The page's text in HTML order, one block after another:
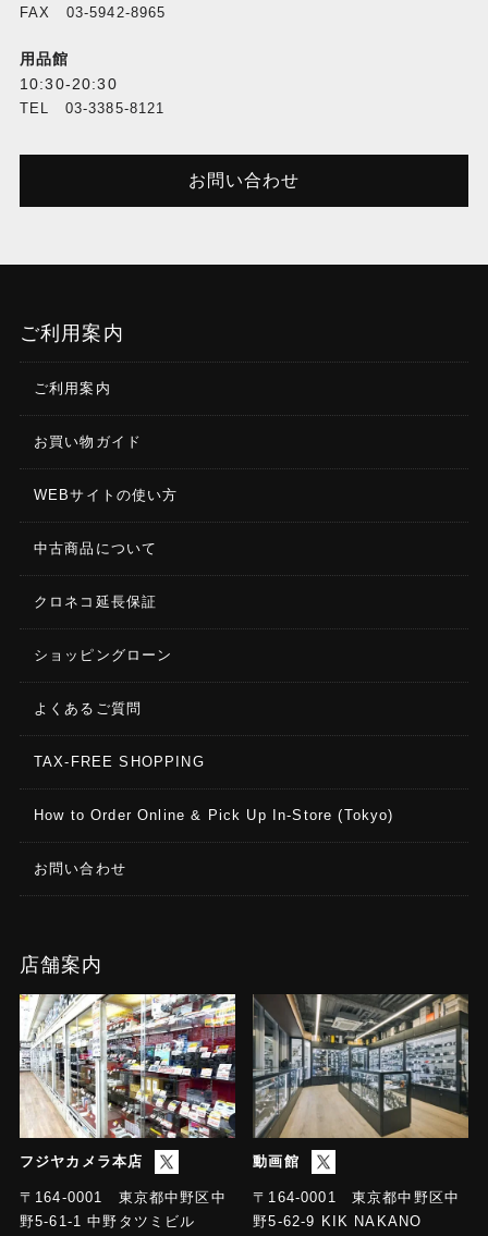
FAX 03-5942-8965
用品館
10:30-20:30
TEL 03-3385-8121
お問い合わせ
ご利用案内
ご利用案内
お買い物ガイド
WEBサイトの使い方
中古商品について
クロネコ延長保証
ショッピングローン
よくあるご質問
TAX-FREE SHOPPING
How to Order Online & Pick Up In-Store (Tokyo)
お問い合わせ
店舗案内
フジヤカメラ本店
〒164-0001 東京都中野区中
野5-61-1 中野タツミビル
動画館
〒164-0001 東京都中野区中
野5-62-9 KIK NAKANO